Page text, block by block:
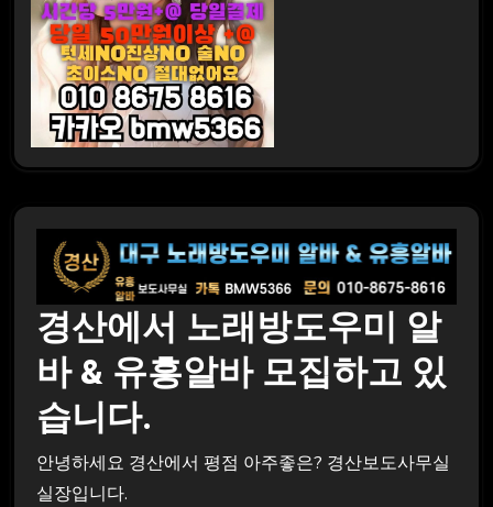
경산에서 노래방도우미 알
바 & 유흥알바 모집하고 있
습니다.
안녕하세요 경산에서 평점 아주좋은? 경산보도사무실
실장입니다.